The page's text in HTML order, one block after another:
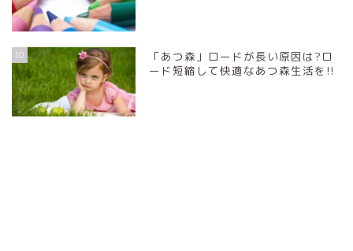
10
「あつ森」ロードが長い原因は?ロ
ード短縮して快適なあつ森生活を!!